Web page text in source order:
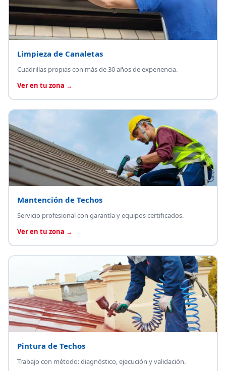
Limpieza de Canaletas
Cuadrillas propias con más de 30 años de experiencia.
Ver en tu zona →
Mantención de Techos
Servicio profesional con garantía y equipos certificados.
Ver en tu zona →
Pintura de Techos
Trabajo con método: diagnóstico, ejecución y validación.